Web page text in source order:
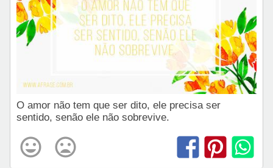
O amor não tem que ser dito, ele precisa ser
sentido, senão ele não sobrevive.